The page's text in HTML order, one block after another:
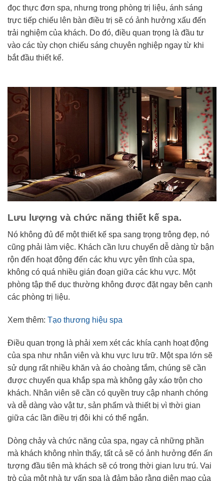
đọc thực đơn spa, nhưng trong phòng trị liệu, ánh sáng
trực tiếp chiếu lên bàn điều trị sẽ có ảnh hưởng xấu đến
trải nghiệm của khách. Do đó, điều quan trọng là đầu tư
vào các tùy chọn chiếu sáng chuyên nghiệp ngay từ khi
bắt đầu thiết kế.
Lưu lượng và chức năng thiết kế spa.
Nó không đủ để một thiết kế spa sang trọng trông đẹp, nó
cũng phải làm việc. Khách cần lưu chuyển dễ dàng từ bận
rộn đến hoạt động đến các khu vực yên tĩnh của spa,
không có quá nhiều gián đoạn giữa các khu vực. Một
phòng tập thể dục thường không được đặt ngay bên cạnh
các phòng trị liệu.
Xem thêm: Tạo thương hiệu spa
Điều quan trọng là phải xem xét các khía cạnh hoạt động
của spa như nhân viên và khu vực lưu trữ. Một spa lớn sẽ
sử dụng rất nhiều khăn và áo choàng tắm, chúng sẽ cần
được chuyển qua khắp spa mà không gây xáo trộn cho
khách. Nhân viên sẽ cần có quyền truy cập nhanh chóng
và dễ dàng vào vật tư, sản phẩm và thiết bị vì thời gian
giữa các lần điều trị đôi khi có thể ngắn.
Dòng chảy và chức năng của spa, ngay cả những phần
mà khách không nhìn thấy, tất cả sẽ có ảnh hưởng đến ấn
tượng đầu tiên mà khách sẽ có trong thời gian lưu trú. Vai
trò của một nhà tư vấn spa là đảm bảo rằng diện mạo của